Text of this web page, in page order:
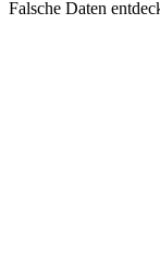
Falsche Daten